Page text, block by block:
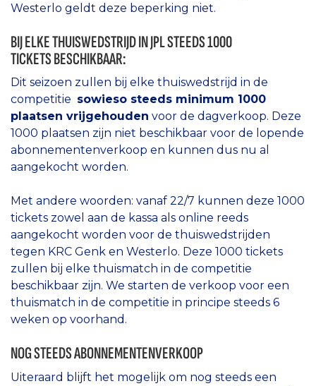
Westerlo geldt deze beperking niet.
BIJ ELKE THUISWEDSTRIJD IN JPL STEEDS 1000
TICKETS BESCHIKBAAR:
Dit seizoen zullen bij elke thuiswedstrijd in de
competitie sowieso steeds minimum 1000
plaatsen vrijgehouden voor de dagverkoop. Deze
1000 plaatsen zijn niet beschikbaar voor de lopende
abonnementenverkoop en kunnen dus nu al
aangekocht worden.
Met andere woorden: vanaf 22/7 kunnen deze 1000
tickets zowel aan de kassa als online reeds
aangekocht worden voor de thuiswedstrijden
tegen KRC Genk en Westerlo. Deze 1000 tickets
zullen bij elke thuismatch in de competitie
beschikbaar zijn. We starten de verkoop voor een
thuismatch in de competitie in principe steeds 6
weken op voorhand.
NOG STEEDS ABONNEMENTENVERKOOP
Uiteraard blijft het mogelijk om nog steeds een